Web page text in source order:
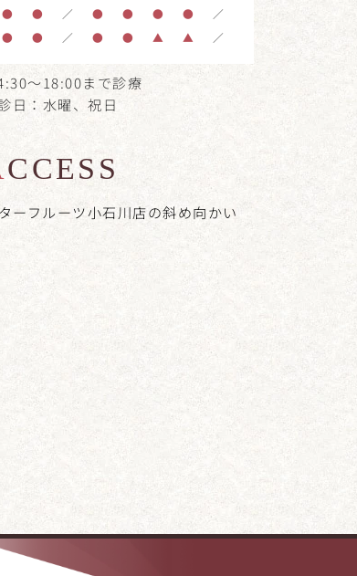
● ● ／ ● ● ● ● ／
● ● ／ ● ● ▲ ▲ ／
～18:00まで診療
日：水曜、祝日
ACCESS
ーフルーツ小石川店の斜め向かい